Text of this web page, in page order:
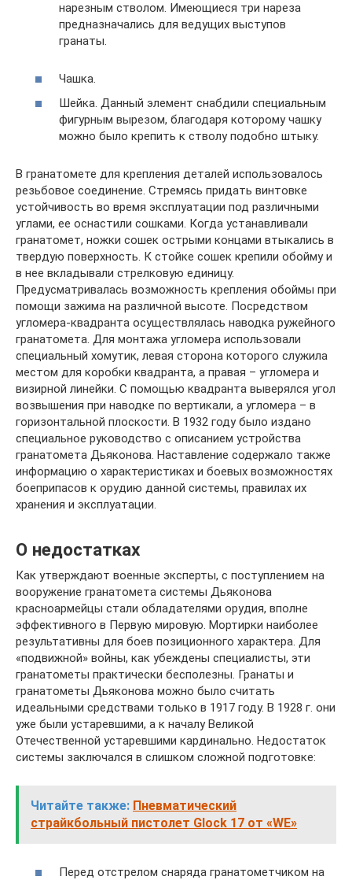
нарезным стволом. Имеющиеся три нареза
предназначались для ведущих выступов
гранаты.
Чашка.
Шейка. Данный элемент снабдили специальным
фигурным вырезом, благодаря которому чашку
можно было крепить к стволу подобно штыку.
В гранатомете для крепления деталей использовалось
резьбовое соединение. Стремясь придать винтовке
устойчивость во время эксплуатации под различными
углами, ее оснастили сошками. Когда устанавливали
гранатомет, ножки сошек острыми концами втыкались в
твердую поверхность. К стойке сошек крепили обойму и
в нее вкладывали стрелковую единицу.
Предусматривалась возможность крепления обоймы при
помощи зажима на различной высоте. Посредством
угломера-квадранта осуществлялась наводка ружейного
гранатомета. Для монтажа угломера использовали
специальный хомутик, левая сторона которого служила
местом для коробки квадранта, а правая – угломера и
визирной линейки. С помощью квадранта выверялся угол
возвышения при наводке по вертикали, а угломера – в
горизонтальной плоскости. В 1932 году было издано
специальное руководство с описанием устройства
гранатомета Дьяконова. Наставление содержало также
информацию о характеристиках и боевых возможностях
боеприпасов к орудию данной системы, правилах их
хранения и эксплуатации.
О недостатках
Как утверждают военные эксперты, с поступлением на
вооружение гранатомета системы Дьяконова
красноармейцы стали обладателями орудия, вполне
эффективного в Первую мировую. Мортирки наиболее
результативны для боев позиционного характера. Для
«подвижной» войны, как убеждены специалисты, эти
гранатометы практически бесполезны. Гранаты и
гранатометы Дьяконова можно было считать
идеальными средствами только в 1917 году. В 1928 г. они
уже были устаревшими, а к началу Великой
Отечественной устаревшими кардинально. Недостаток
системы заключался в слишком сложной подготовке:
Читайте также: Пневматический
страйкбольный пистолет Glock 17 от «WE»
Перед отстрелом снаряда гранатометчиком на